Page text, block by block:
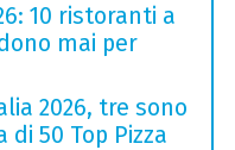
10 ristoranti a
mai per
2026, tre sono
di 50 Top Pizza